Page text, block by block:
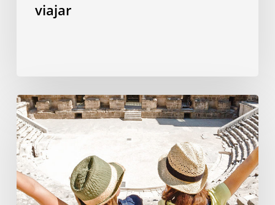
viajar
Por
qué
estudiar
un
idioma
en
el